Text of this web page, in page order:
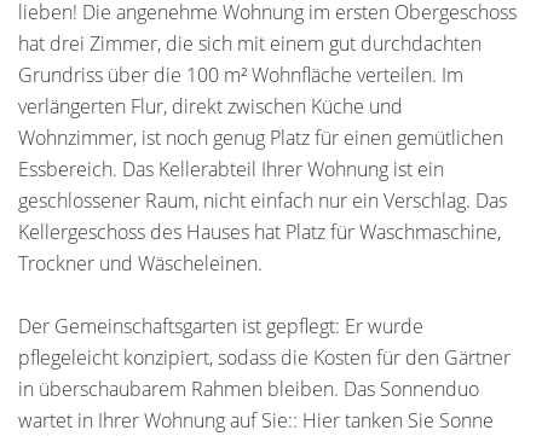
lieben! Die angenehme Wohnung im ersten Obergeschoss
hat drei Zimmer, die sich mit einem gut durchdachten
Grundriss über die 100 m² Wohnfläche verteilen. Im
verlängerten Flur, direkt zwischen Küche und
Wohnzimmer, ist noch genug Platz für einen gemütlichen
Essbereich. Das Kellerabteil Ihrer Wohnung ist ein
geschlossener Raum, nicht einfach nur ein Verschlag. Das
Kellergeschoss des Hauses hat Platz für Waschmaschine,
Trockner und Wäscheleinen.
Der Gemeinschaftsgarten ist gepflegt: Er wurde
pflegeleicht konzipiert, sodass die Kosten für den Gärtner
in überschaubarem Rahmen bleiben. Das Sonnenduo
wartet in Ihrer Wohnung auf Sie:: Hier tanken Sie Sonne